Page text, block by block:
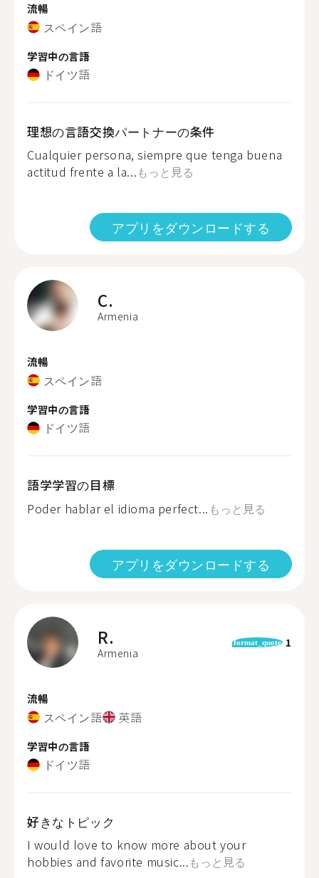
流暢
スペイン語
学習中の言語
ドイツ語
理想の言語交換パートナーの条件
Cualquier persona, siempre que tenga buena
actitud frente a la...もっと見る
アプリをダウンロードする
C.
Armenia
流暢
スペイン語
学習中の言語
ドイツ語
語学学習の目標
Poder hablar el idioma perfect... もっと見る
アプリをダウンロードする
R.
Armenia
format_quote 1
流暢
スペイン語 英語
学習中の言語
ドイツ語
好きなトピック
I would love to know more about your
hobbies and favorite music...もっと見る